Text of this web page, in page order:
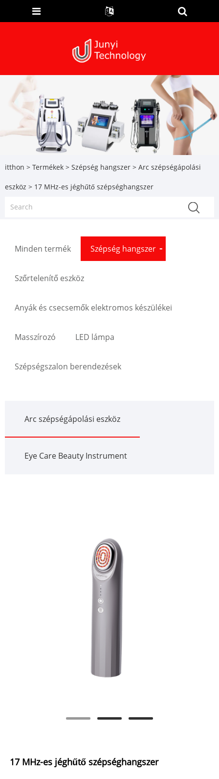
itthon > Termékek > Szépség hangszer > Arc szépségápolási
eszköz > 17 MHz-es jéghűtő szépséghangszer
Minden termék Szépség hangszer
Szőrtelenítő eszköz
Anyák és csecsemők elektromos készülékei
Masszírozó LED lámpa
Szépségszalon berendezések
Arc szépségápolási eszköz
Eye Care Beauty Instrument
17 MHz-es jéghűtő szépséghangszer